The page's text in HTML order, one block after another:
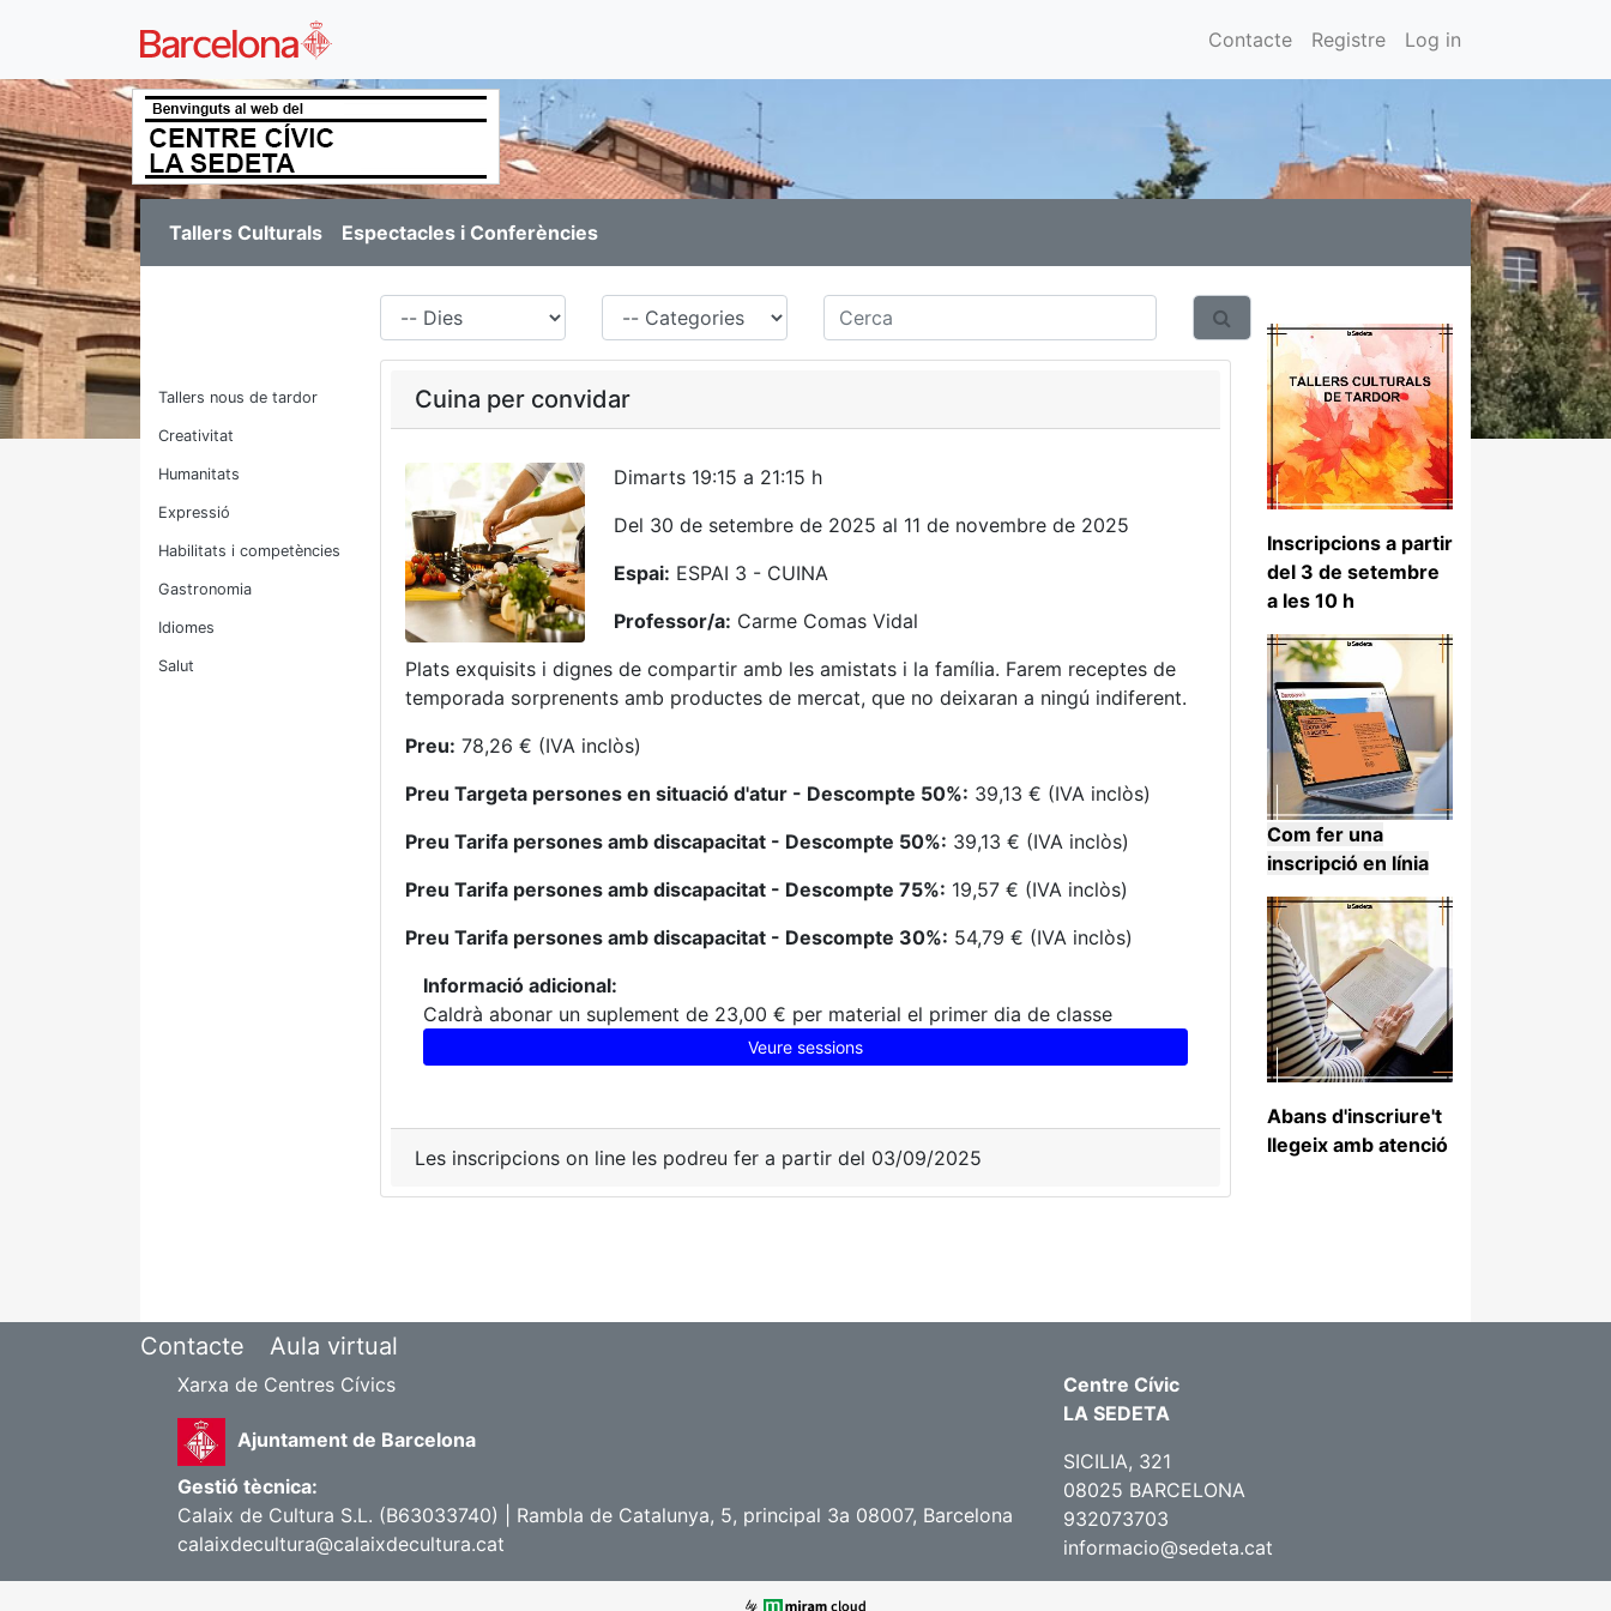
Contacte Registre Log in
Tallers Culturals Espectacles i Conferències
Tallers nous de tardor
Creativitat
Humanitats
Expressió
Habilitats i competències
Gastronomia
Idiomes
Salut
Cerca
Cuina per convidar
Dimarts 19:15 a 21:15 h
Del 30 de setembre de 2025 al 11 de novembre de 2025
Espai: ESPAI 3 - CUINA
Professor/a: Carme Comas Vidal
Plats exquisits i dignes de compartir amb les amistats i la família. Farem receptes de
temporada sorprenents amb productes de mercat, que no deixaran a ningú indiferent.
Preu: 78,26 € (IVA inclòs)
Preu Targeta persones en situació d'atur - Descompte 50%: 39,13 € (IVA inclòs)
Preu Tarifa persones amb discapacitat - Descompte 50%: 39,13 € (IVA inclòs)
Preu Tarifa persones amb discapacitat - Descompte 75%: 19,57 € (IVA inclòs)
Preu Tarifa persones amb discapacitat - Descompte 30%: 54,79 € (IVA inclòs)
Informació adicional:
Caldrà abonar un suplement de 23,00 € per material el primer dia de classe
Veure sessions
Les inscripcions on line les podreu fer a partir del 03/09/2025
Inscripcions a partir
del 3 de setembre
a les 10 h
Com fer una
inscripció en línia
Abans d'inscriure't
llegeix amb atenció
Contacte Aula virtual
Xarxa de Centres Cívics
Ajuntament de Barcelona
Gestió tècnica:
Calaix de Cultura S.L. (B63033740) | Rambla de Catalunya, 5, principal 3a 08007, Barcelona
calaixdecultura@calaixdecultura.cat
Centre Cívic
LA SEDETA
SICILIA, 321
08025 BARCELONA
932073703
informacio@sedeta.cat